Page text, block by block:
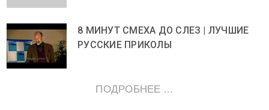
8 МИНУТ СМЕХА ДО СЛЕЗ | ЛУЧШИЕ
РУССКИЕ ПРИКОЛЫ
ПОДРОБНЕЕ ...